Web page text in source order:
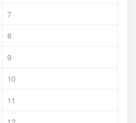
7
8
9
10
11